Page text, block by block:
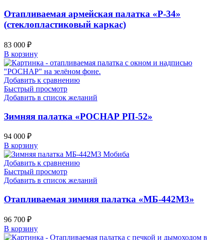
Отапливаемая армейская палатка «Р-34»
(стеклопластиковый каркас)
83 000 ₽
В корзину
Добавить к сравнению
Быстрый просмотр
Добавить в список желаний
Зимняя палатка «РОСНАР РП-52»
94 000 ₽
В корзину
Добавить к сравнению
Быстрый просмотр
Добавить в список желаний
Отапливаемая зимняя палатка «МБ-442М3»
96 700 ₽
В корзину